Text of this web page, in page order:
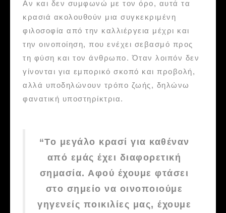
Αν και δεν συμφωνώ με τον όρο, αυτά τα
κρασιά ακολουθούν μια συγκεκριμένη
φιλοσοφία από την καλλιέργεια μέχρι και
την οινοποίηση, που ενέχει σεβασμό προς
τη φύση και τον άνθρωπο. Όταν λοιπόν δεν
γίνονται για εμπορικό σκοπό και προβολή,
αλλά υποδηλώνουν τρόπο ζωής, δηλώνω
φανατική υποστηρίκτρια.
“Το μεγάλο κρασί για καθέναν
από εμάς έχει διαφορετική
σημασία. Αφού έχουμε φτάσει
στο σημείο να οινοποιούμε
γηγενείς ποικιλίες μας, έχουμε